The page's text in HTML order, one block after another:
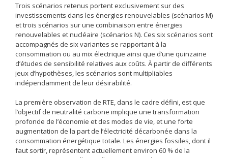
Trois scénarios retenus portent exclusivement sur des
investissements dans les énergies renouvelables (scénarios M)
et trois scénarios sur une combinaison entre énergies
renouvelables et nucléaire (scénarios N). Ces six scénarios sont
accompagnés de six variantes se rapportant à la
consommation ou au mix électrique ainsi que d’une quinzaine
d’études de sensibilité relatives aux coûts. À partir de différents
jeux d’hypothèses, les scénarios sont multipliables
indépendamment de leur désirabilité.
La première observation de RTE, dans le cadre défini, est que
l’objectif de neutralité carbone implique une transformation
profonde de l’économie et des modes de vie, et une forte
augmentation de la part de l’électricité décarbonée dans la
consommation énergétique totale. Les énergies fossiles, dont il
faut sortir, représentent actuellement environ 60 % de la